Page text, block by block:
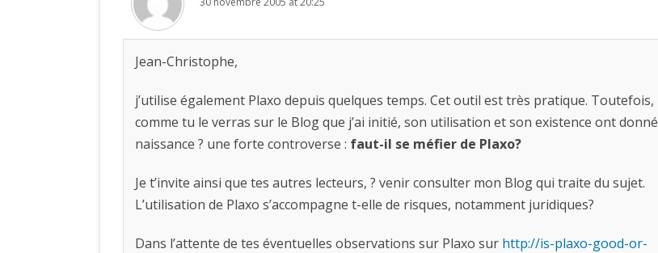
Jean-Christophe,
j’utilise également Plaxo depuis quelques temps. Cet outil est très pratique. Toutefois,
comme tu le verras sur le Blog que j’ai initié, son utilisation et son existence ont donné
naissance ? une forte controverse : faut-il se méfier de Plaxo?
Je t’invite ainsi que tes autres lecteurs, ? venir consulter mon Blog qui traite du sujet.
L’utilisation de Plaxo s’accompagne t-elle de risques, notamment juridiques?
Dans l’attente de tes éventuelles observations sur Plaxo sur http://is-plaxo-good-or-